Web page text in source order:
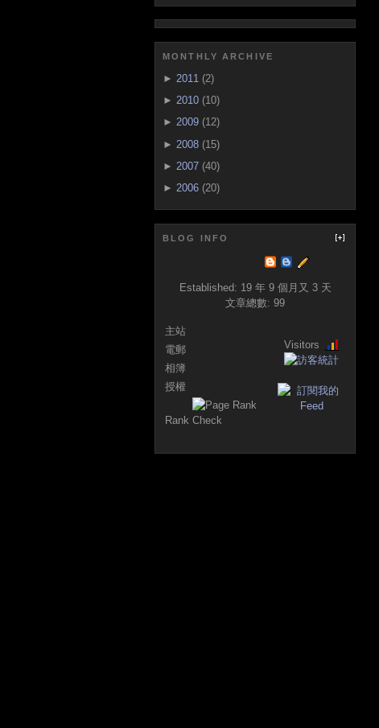
MONTHLY ARCHIVE
► 2011 (2)
► 2010 (10)
► 2009 (12)
► 2008 (15)
► 2007 (40)
► 2006 (20)
BLOG INFO
Established: 19 年 9 個月又 3 天
文章總數: 99
主站
Visitors
電郵
相簿
授權
Rank